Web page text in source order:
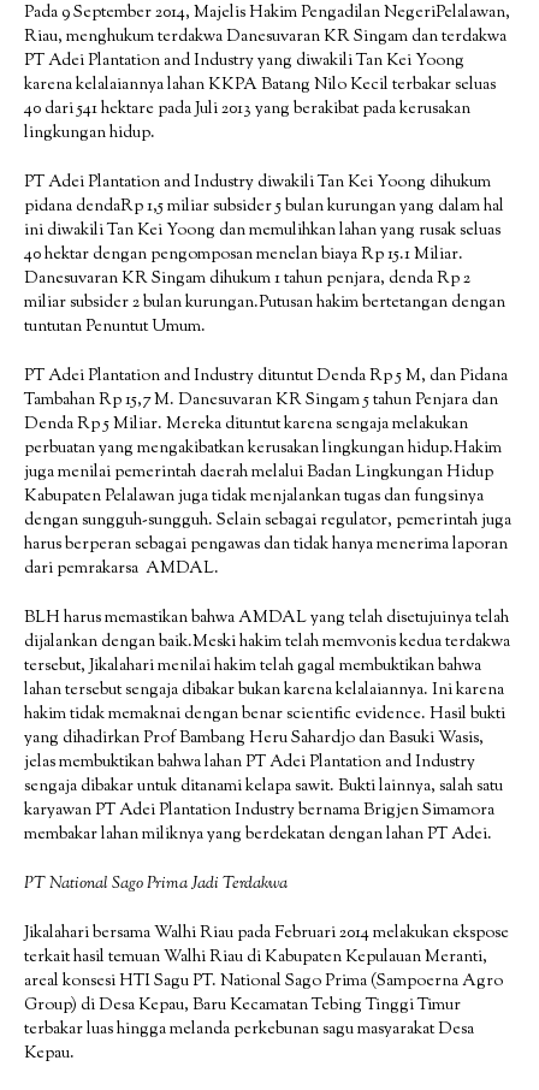
Pada 9 September 2014, Majelis Hakim Pengadilan NegeriPelalawan,
Riau, menghukum terdakwa Danesuvaran KR Singam dan terdakwa
PT Adei Plantation and Industry yang diwakili Tan Kei Yoong
karena kelalaiannya lahan KKPA Batang Nilo Kecil terbakar seluas
40 dari 541 hektare pada Juli 2013 yang berakibat pada kerusakan
lingkungan hidup.
PT Adei Plantation and Industry diwakili Tan Kei Yoong dihukum
pidana dendaRp 1,5 miliar subsider 5 bulan kurungan yang dalam hal
ini diwakili Tan Kei Yoong dan memulihkan lahan yang rusak seluas
40 hektar dengan pengomposan menelan biaya Rp 15.1 Miliar.
Danesuvaran KR Singam dihukum 1 tahun penjara, denda Rp 2
miliar subsider 2 bulan kurungan.Putusan hakim bertetangan dengan
tuntutan Penuntut Umum.
PT Adei Plantation and Industry dituntut Denda Rp 5 M, dan Pidana
Tambahan Rp 15,7 M. Danesuvaran KR Singam 5 tahun Penjara dan
Denda Rp 5 Miliar. Mereka dituntut karena sengaja melakukan
perbuatan yang mengakibatkan kerusakan lingkungan hidup.Hakim
juga menilai pemerintah daerah melalui Badan Lingkungan Hidup
Kabupaten Pelalawan juga tidak menjalankan tugas dan fungsinya
dengan sungguh-sungguh. Selain sebagai regulator, pemerintah juga
harus berperan sebagai pengawas dan tidak hanya menerima laporan
dari pemrakarsa AMDAL.
BLH harus memastikan bahwa AMDAL yang telah disetujuinya telah
dijalankan dengan baik.Meski hakim telah memvonis kedua terdakwa
tersebut, Jikalahari menilai hakim telah gagal membuktikan bahwa
lahan tersebut sengaja dibakar bukan karena kelalaiannya. Ini karena
hakim tidak memaknai dengan benar scientific evidence. Hasil bukti
yang dihadirkan Prof Bambang Heru Sahardjo dan Basuki Wasis,
jelas membuktikan bahwa lahan PT Adei Plantation and Industry
sengaja dibakar untuk ditanami kelapa sawit. Bukti lainnya, salah satu
karyawan PT Adei Plantation Industry bernama Brigjen Simamora
membakar lahan miliknya yang berdekatan dengan lahan PT Adei.
PT National Sago Prima Jadi Terdakwa
Jikalahari bersama Walhi Riau pada Februari 2014 melakukan ekspose
terkait hasil temuan Walhi Riau di Kabupaten Kepulauan Meranti,
areal konsesi HTI Sagu PT. National Sago Prima (Sampoerna Agro
Group) di Desa Kepau, Baru Kecamatan Tebing Tinggi Timur
terbakar luas hingga melanda perkebunan sagu masyarakat Desa
Kepau.